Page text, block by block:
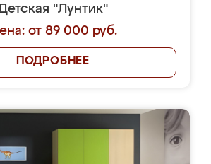
"Лунтик"
от 89 000 руб.
ПОДРОБНЕЕ